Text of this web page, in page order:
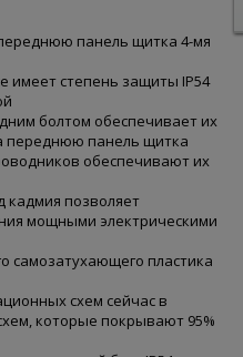
панель щитка 4-мя
имеет степень защиты IP54
болтом обеспечивает их
переднюю панель щитка
обеспечивают их
кадмия позволяет
мощными электрическими
самозатухающего пластика
схем сейчас в
которые покрывают 95%